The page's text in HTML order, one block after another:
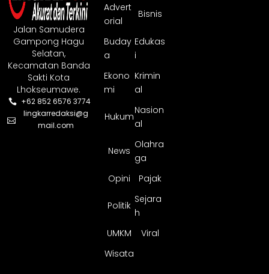
Jalan Samudera
Gampong Hagu
Selatan,
Kecamatan Banda
Sakti Kota
Lhokseumawe.
+62 852 6576 3774
lingkarredaksi@g
mail.com
Advert
orial
Bisnis
Buday
a
Edukas
i
Ekono
mi
Krimin
al
Hukum
Nasion
al
News
Olahra
ga
Opini
Pajak
Politik
Sejara
h
UMKM
Viral
Wisata